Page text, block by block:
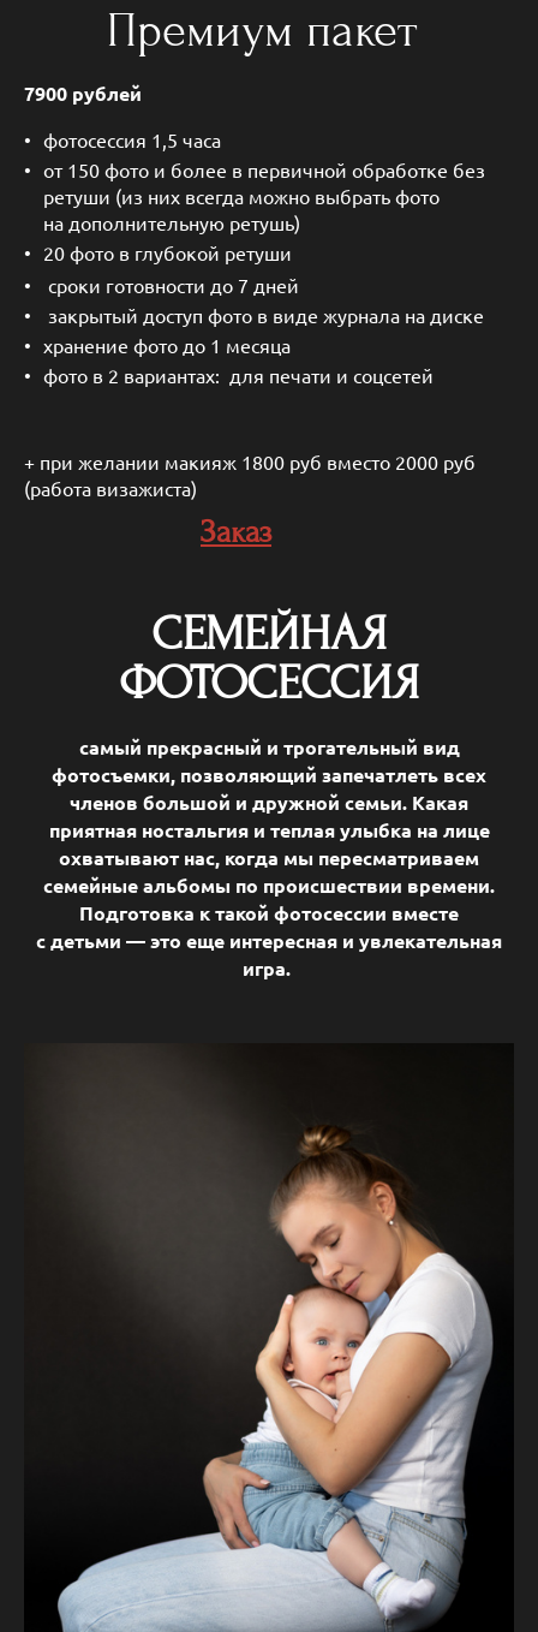
Премиум пакет
7900 рублей
фотосессия 1,5 часа
от 150 фото и более в первичной обработке без
ретуши (из них всегда можно выбрать фото
на дополнительную ретушь)
20 фото в глубокой ретуши
сроки готовности до 7 дней
закрытый доступ фото в виде журнала на диске
хранение фото до 1 месяца
фото в 2 вариантах: для печати и соцсетей
+ при желании макияж 1800 руб вместо 2000 руб
(работа визажиста)
Заказ
СЕМЕЙНАЯ
ФОТОСЕССИЯ
самый прекрасный и трогательный вид
фотосъемки, позволяющий запечатлеть всех
членов большой и дружной семьи. Какая
приятная ностальгия и теплая улыбка на лице
охватывают нас, когда мы пересматриваем
семейные альбомы по происшествии времени.
Подготовка к такой фотосессии вместе
с детьми — это еще интересная и увлекательная
игра.